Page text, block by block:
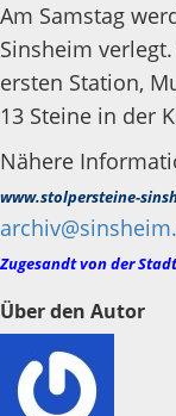
Am Samstag
Sinsheim
ersten Station,
13 Steine in der
Nähere
www.stolpersteine-
Zugesandt von der
Über den Autor